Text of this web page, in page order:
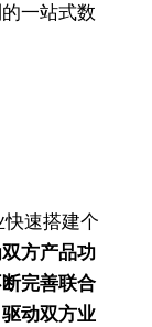
一站式数
速搭建个
方产品功
完善联合
动双方业